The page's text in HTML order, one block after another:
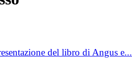
del libro di Angus e...